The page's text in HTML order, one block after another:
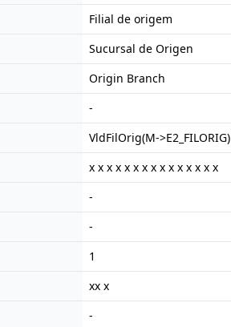
Filial de origem
Sucursal de Origen
Origin Branch
-
VldFilOrig(M->E2_FILORIG)
x x x x x x x x x x x x x x x
-
-
1
xx x
-